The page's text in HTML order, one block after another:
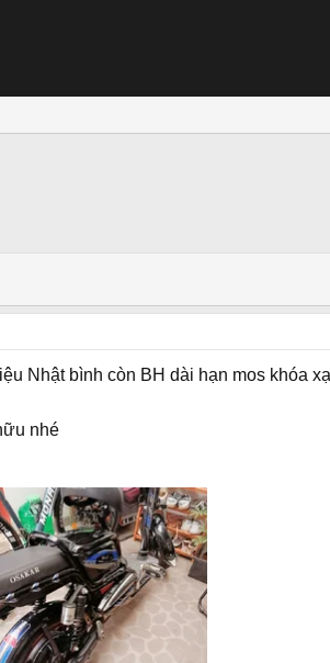
Nhật bình còn BH dài hạn mos khóa
nhé